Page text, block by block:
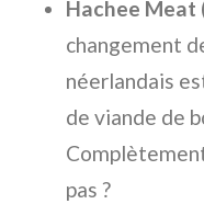
Hachee Meat
changement
néerlandais
de viande de
pas ?